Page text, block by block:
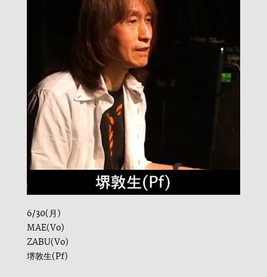
6/30(月)
MAE(Vo)
ZABU(Vo)
堺敦生(Pf)